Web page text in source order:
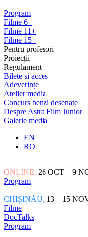
Program
Filme 6+
Filme 11+
Filme 15+
Pentru profesori
Proiecții
Regulament
Bilete și acces
Adeverințe
Atelier media
Concurs benzi desenate
Despre Astra Film Junior
Galerie media
EN
RO
ONLINE, 26 OCT – 9
Program
CHIȘINĂU, 13 – 15
Filme
DocTalks
Program